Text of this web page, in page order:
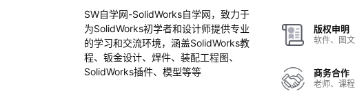
SW自学网-SolidWorks自学网，致力于
为SolidWorks初学者和设计师提供专业
的学习和交流环境，涵盖SolidWorks教
程、钣金设计、焊件、装配工程图、
SolidWorks插件、模型等等
版权申明
软件、图
商务合作
老师、课